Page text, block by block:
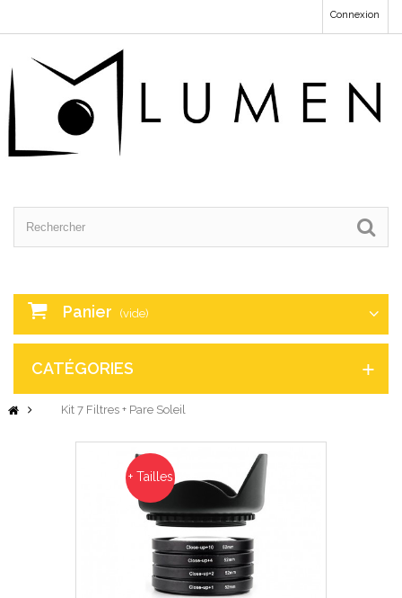
Connexion
Panier (vide)
CATÉGORIES
Kit 7 Filtres + Pare Soleil
+ Tailles